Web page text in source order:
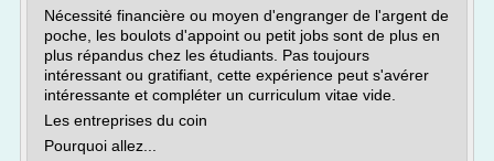
Nécessité financière ou moyen d'engranger de l'argent de
poche, les boulots d'appoint ou petit jobs sont de plus en
plus répandus chez les étudiants. Pas toujours
intéressant ou gratifiant, cette expérience peut s'avérer
intéressante et compléter un curriculum vitae vide.
Les entreprises du coin
Pourquoi allez...